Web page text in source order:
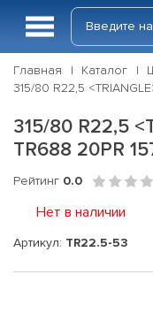
Главная Каталог
315/80 R22,5
315/80 R22,5
TR688 20PR
Рейтинг 0.0
Нет в наличии
Артикул: TR22.5-53